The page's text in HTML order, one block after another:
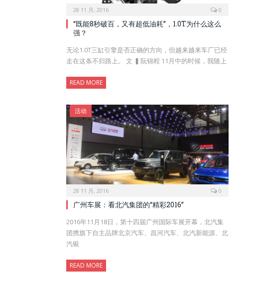
28 11 月, 2016 0
“既能8秒破百，又有超低油耗”，1.0T为什么这么
强？
无论1.0T三缸引擎是否正确的方向，但越来越来车厂已经
走在这条不归路上。 文 ▍阮锦程 11月中的时候，我随上
READ MORE
活动
28 11 月, 2016 0
广州车展：看北汽集团的“精彩2016”
2016年11月18日，第十四届广州国际车展开幕，北汽集
团携旗下自主品牌北京汽车、昌河汽车、北汽新能源、北
汽银
READ MORE